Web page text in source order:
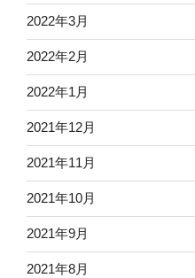
2022年3月
2022年2月
2022年1月
2021年12月
2021年11月
2021年10月
2021年9月
2021年8月